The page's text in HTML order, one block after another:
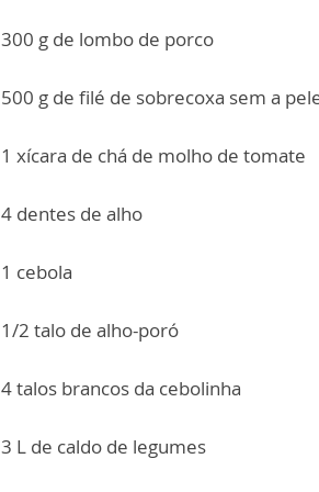
300 g de lombo de porco
500 g de filé de sobrecoxa sem a
1 xícara de chá de molho de tomate
4 dentes de alho
1 cebola
1/2 talo de alho-poró
4 talos brancos da cebolinha
3 L de caldo de legumes